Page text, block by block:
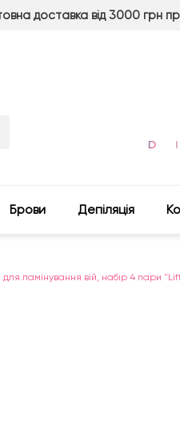
доставка від 3000 грн
Брови Депіляція
ламінування вій, набір 4 пари